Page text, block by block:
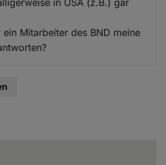
Mitarbeiter des BND meine